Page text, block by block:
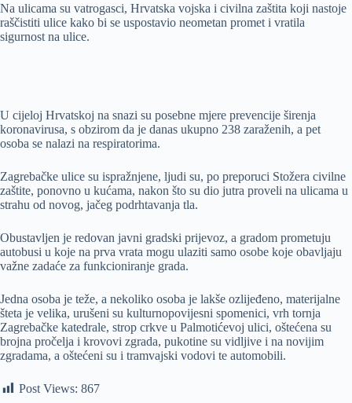
Na ulicama su vatrogasci, Hrvatska vojska i civilna zaštita koji nastoje
raščistiti ulice kako bi se uspostavio neometan promet i vratila
sigurnost na ulice.
U cijeloj Hrvatskoj na snazi su posebne mjere prevencije širenja
koronavirusa, s obzirom da je danas ukupno 238 zaraženih, a pet
osoba se nalazi na respiratorima.
Zagrebačke ulice su ispražnjene, ljudi su, po preporuci Stožera civilne
zaštite, ponovno u kućama, nakon što su dio jutra proveli na ulicama u
strahu od novog, jačeg podrhtavanja tla.
Obustavljen je redovan javni gradski prijevoz, a gradom prometuju
autobusi u koje na prva vrata mogu ulaziti samo osobe koje obavljaju
važne zadaće za funkcioniranje grada.
Jedna osoba je teže, a nekoliko osoba je lakše ozlijeđeno, materijalne
šteta je velika, urušeni su kulturnopovijesni spomenici, vrh tornja
Zagrebačke katedrale, strop crkve u Palmotićevoj ulici, oštećena su
brojna pročelja i krovovi zgrada, pukotine su vidljive i na novijim
zgradama, a oštećeni su i tramvajski vodovi te automobili.
Post Views: 867